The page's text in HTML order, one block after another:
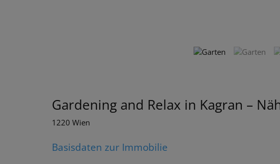
Gardening and Relax in Kagran –
1220 Wien
Basisdaten zur Immobilie